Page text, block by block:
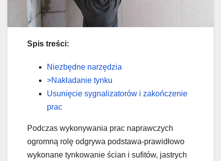
Spis treści:
Niezbędne narzędzia
>Nakładanie tynku
Usunięcie sygnalizatorów i zakończenie
prac
Podczas wykonywania prac naprawczych
ogromną rolę odgrywa podstawa-prawidłowo
wykonane tynkowanie ścian i sufitów, jastrych